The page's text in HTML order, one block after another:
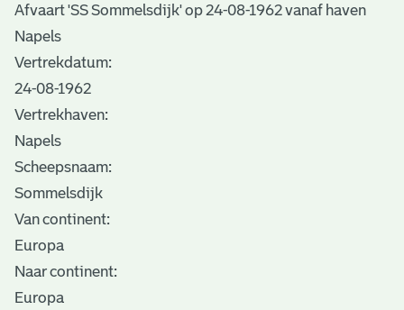
Afvaart 'SS Sommelsdijk' op 24-08-1962 vanaf haven
Napels
Vertrekdatum:
24-08-1962
Vertrekhaven:
Napels
Scheepsnaam:
Sommelsdijk
Van continent:
Europa
Naar continent:
Europa